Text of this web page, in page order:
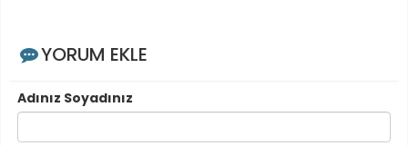
YORUM EKLE
Adınız Soyadınız